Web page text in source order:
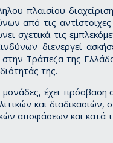
πλαισίου
από τις
τις
διενεργεί
Τράπεζα της
της.
μονάδες, έχει
και
αποφάσεων και κατά